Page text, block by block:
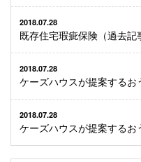
2018.07.28
既存住宅瑕疵保険（過去記
2018.07.28
ケーズハウスが提案するお
2018.07.28
ケーズハウスが提案するお